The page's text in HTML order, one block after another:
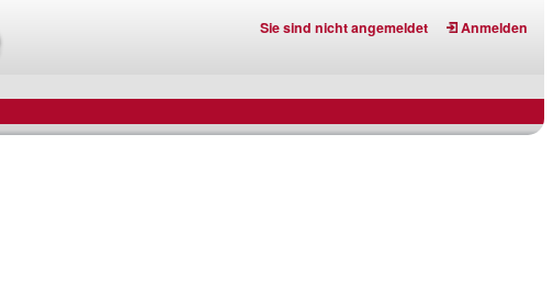
Sie sind nicht angemeldet Anmelden